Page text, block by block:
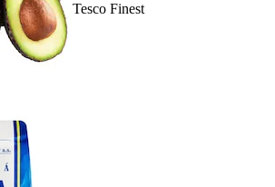
Tesco Finest